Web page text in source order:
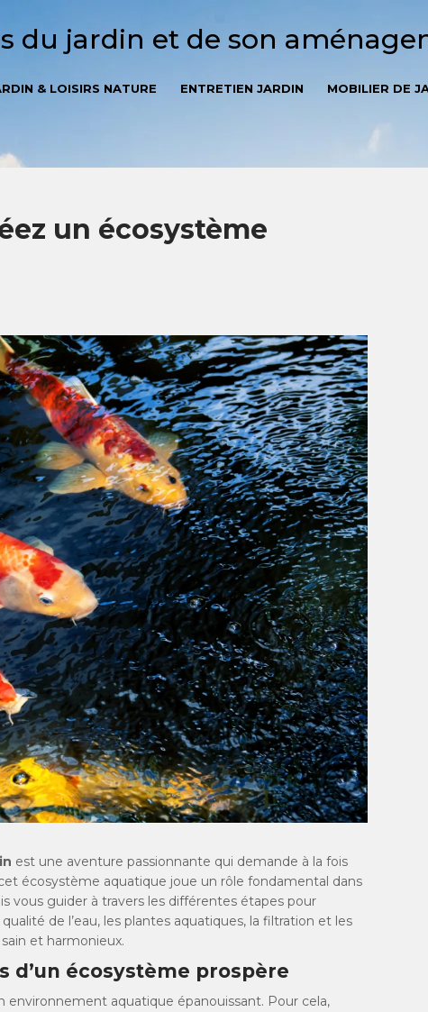
du jardin et de son
& LOISIRS NATURE ENTRETIEN JARDIN MOBILIER DE
un écosystème
est une aventure passionnante qui demande à la fois
écosystème aquatique joue un rôle fondamental dans
vous guider à travers les différentes étapes pour
de l’eau, les plantes aquatiques, la filtration et les
et harmonieux.
d’un écosystème prospère
environnement aquatique épanouissant. Pour cela,